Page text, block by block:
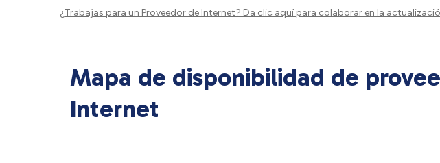
¿Trabajas para un Proveedor de Internet? Da clic aquípara colaborar en la
Mapa de disponibilidad de
Internet